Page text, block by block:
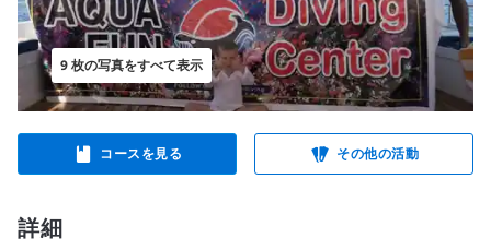
9 枚の写真をすべて表示
コースを見る その他の活動
詳細